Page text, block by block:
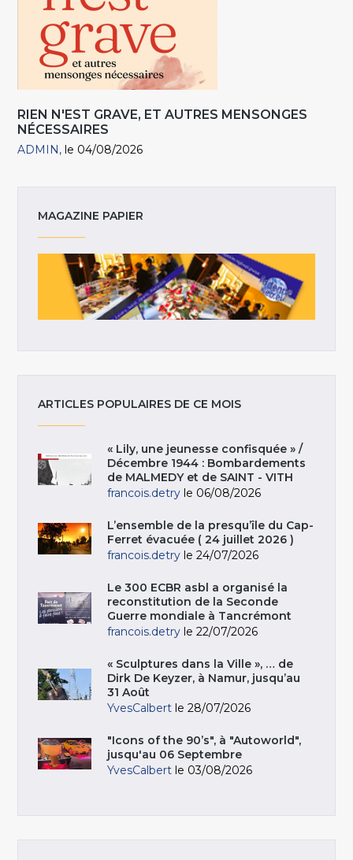
RIEN N'EST GRAVE, ET AUTRES MENSONGES
NÉCESSAIRES
ADMIN le 04/08/2026
MAGAZINE PAPIER
ARTICLES POPULAIRES DE CE MOIS
« Lily, une jeunesse confisquée » /
Décembre 1944 : Bombardements
de MALMEDY et de SAINT - VITH
francois.detry le 06/08/2026
L’ensemble de la presqu’île du Cap-
Ferret évacuée ( 24 juillet 2026 )
francois.detry le 24/07/2026
Le 300 ECBR asbl a organisé la
reconstitution de la Seconde
Guerre mondiale à Tancrémont
francois.detry le 22/07/2026
« Sculptures dans la Ville », … de
Dirk De Keyzer, à Namur, jusqu’au
31 Août
YvesCalbert le 28/07/2026
"Icons of the 90’s", à "Autoworld",
jusqu'au 06 Septembre
YvesCalbert le 03/08/2026